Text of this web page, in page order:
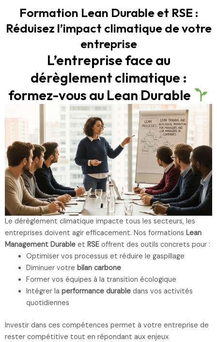
Formation Lean Durable et RSE :
Réduisez l’impact climatique de votre
entreprise
L’entreprise face au
dérèglement climatique :
formez-vous au Lean Durable
Le dérèglement climatique impacte tous les secteurs, les
entreprises doivent agir efficacement. Nos formations Lean
Management Durable et RSE offrent des outils concrets pour :
Optimiser vos processus et réduire le gaspillage
Diminuer votre bilan carbone
Former vos équipes à la transition écologique
Intégrer la performance durabledans vos activités
quotidiennes
Investir dans ces compétences permet à votre entreprise de
rester compétitive tout en répondant aux enjeux